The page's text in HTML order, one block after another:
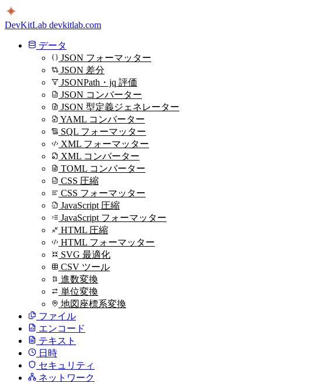
DevKitLab devkitlab.com
データ
JSON フォーマッター
JSON 差分
JSONPath・jq 評価
JSON コンバーター
JSON 型定義ジェネレーター
YAML コンバーター
SQL フォーマッター
XML フォーマッター
XML コンバーター
TOML コンバーター
CSS 圧縮
CSS フォーマッター
JavaScript 圧縮
JavaScript フォーマッター
HTML 圧縮
HTML フォーマッター
SVG 最適化
CSV ツール
進数変換
単位変換
地図座標系変換
ファイル
エンコード
テキスト
日時
セキュリティ
ネットワーク